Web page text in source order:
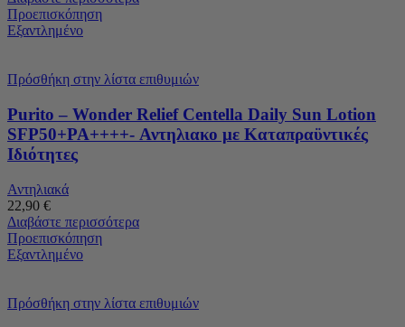
Προεπισκόπηση
Εξαντλημένο
Πρόσθήκη στην λίστα επιθυμιών
Purito – Wonder Relief Centella Daily Sun Lotion
SFP50+PA++++- Αντηλιακο με Καταπραϋντικές
Ιδιότητες
Αντηλιακά
22,90 €
Διαβάστε περισσότερα
Προεπισκόπηση
Εξαντλημένο
Πρόσθήκη στην λίστα επιθυμιών